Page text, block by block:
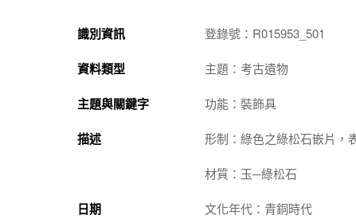
識別資訊 登錄號：R015953_501
資料類型 主題：考古遺物
主題與關鍵字 功能：裝飾具
描述 形制：綠色之綠松石嵌片，
材質：玉─綠松石
日期 文化年代：青銅時代